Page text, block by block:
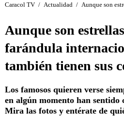
Caracol TV / Actualidad / Aunque son
Aunque son
farándula
también tienen sus
Los famosos quieren verse
en algún momento han sentido
Mira las fotos y entérate de